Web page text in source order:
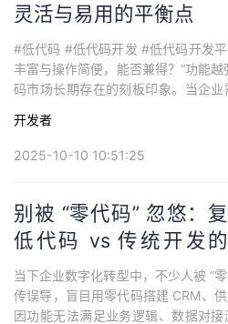
灵活与易用的平衡点
#低代码 #低代码开发 #低代码开发
丰富与操作简便，能否兼得？“功能
码市场长期存在的刻板印象。当企
以兼顾深度与易用性？为探寻答案
台、简道云、宜搭、腾讯云微搭、
开发者
2025-10-10 10:51:25
别被 “零代码” 忽悠：
低代码 vs 传统开发
里？
当下企业数字化转型中，不少人被 “
传误导，盲目用零代码搭建 CRM、
因功能无法满足业务逻辑、数据对